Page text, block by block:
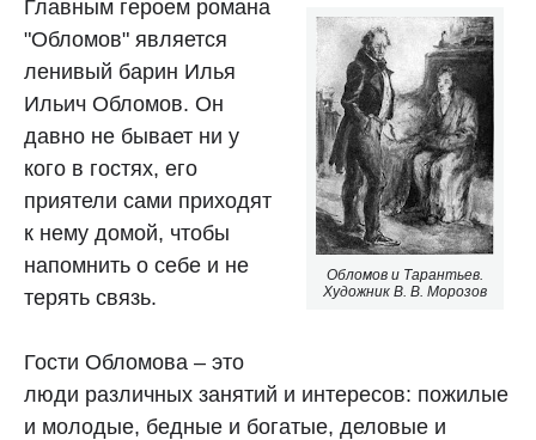
Обломов и Тарантьев.
Художник В. В. Морозов
Главным героем романа
"Обломов" является
ленивый барин Илья
Ильич Обломов. Он
давно не бывает ни у
кого в гостях, его
приятели сами приходят
к нему домой, чтобы
напомнить о себе и не
терять связь.
Гости Обломова – это
люди различных занятий и интересов: пожилые
и молодые, бедные и богатые, деловые и